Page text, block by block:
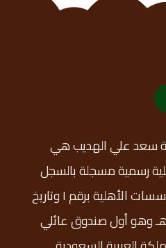
سعد علي الهديب هي
رسمية مسجلة بالسجل
الخاص بالمؤسسات الأهلية برقم ١ وتاريخ
١/١٤٣٨ هـ وهو أول صندوق عائلي